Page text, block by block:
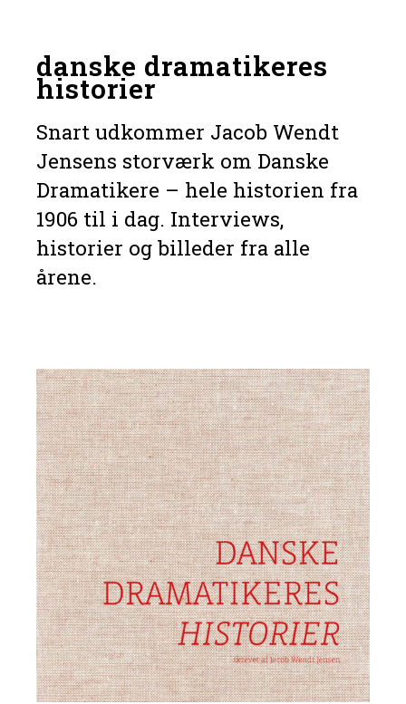
danske dramatikeres
historier
Snart udkommer Jacob Wendt
Jensens storværk om Danske
Dramatikere – hele historien fra
1906 til i dag. Interviews,
historier og billeder fra alle
årene.